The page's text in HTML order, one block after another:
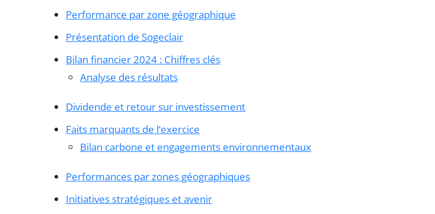
Performance par zone géographique
Présentation de Sogeclair
Bilan financier 2024 : Chiffres clés
Analyse des résultats
Dividende et retour sur investissement
Faits marquants de l’exercice
Bilan carbone et engagements environnementaux
Performances par zones géographiques
Initiatives stratégiques et avenir